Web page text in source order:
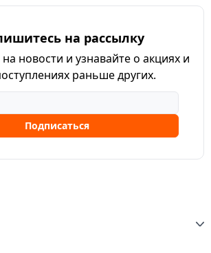
на рассылку
новости и узнавайте о акциях и
раньше других.
Подписаться